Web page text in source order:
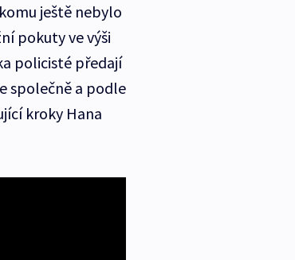
ještě nebylo
pokuty ve výši
policisté předají
společně a podle
kroky Hana